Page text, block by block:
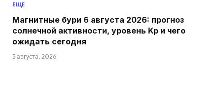
ЕЩЕ
Магнитные бури 6 августа 2026: прогноз
солнечной активности, уровень Kp и чего
ожидать сегодня
5 августа, 2026